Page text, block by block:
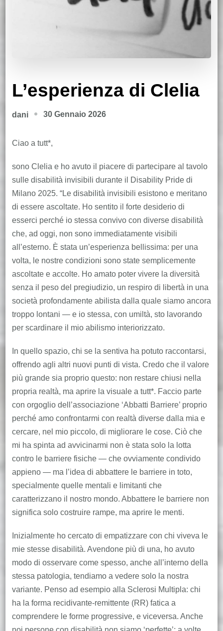
L’esperienza di Clelia
dani 30 Gennaio 2026
Ciao a tutt*,
sono Clelia e ho avuto il piacere di partecipare al tavolo
sulle disabilità invisibili durante il Disability Pride di
Milano 2025. “Le disabilità invisibili esistono e meritano
di essere ascoltate. Ho sentito il forte desiderio di
esserci perché io stessa convivo con diverse disabilità
che, ad oggi, non sono immediatamente visibili
all’esterno. È stata un’esperienza bellissima: per una
volta, le nostre condizioni sono state semplicemente
ascoltate e accolte. Ho amato poter vivere la diversità
senza il peso del pregiudizio, un respiro di libertà in una
società profondamente abilista dalla quale siamo ancora
troppo lontani — e io stessa, con umiltà, sto lavorando
per scardinare il mio abilismo interiorizzato.
In quello spazio, chi se la sentiva ha potuto raccontarsi,
offrendo agli altri nuovi punti di vista. Credo che il valore
più grande sia proprio questo: non restare chiusi nella
propria realtà, ma aprire la visuale a tutt*. Faccio parte
con orgoglio dell’associazione ‘Abbatti Barriere’ proprio
perché amo confrontarmi con realtà diverse dalla mia e
cercare, nel mio piccolo, di migliorare le cose. Ciò che
mi ha spinta ad avvicinarmi non è stata solo la lotta
contro le barriere fisiche — che ovviamente condivido
appieno — ma l’idea di abbattere le barriere in toto,
specialmente quelle mentali e limitanti che
caratterizzano il nostro mondo. Abbattere le barriere non
significa solo costruire rampe, ma aprire le menti.
Inizialmente ho cercato di empatizzare con chi viveva le
mie stesse disabilità. Avendone più di una, ho avuto
modo di osservare come spesso, anche all’interno della
stessa patologia, tendiamo a vedere solo la nostra
variante. Penso ad esempio alla Sclerosi Multipla: chi
ha la forma recidivante-remittente (RR) fatica a
comprendere le forme progressive, e viceversa. Anche